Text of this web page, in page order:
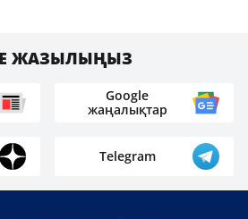
ЖАЗЫЛЫҢЫЗ
Google
жаңалықтар
Telegram